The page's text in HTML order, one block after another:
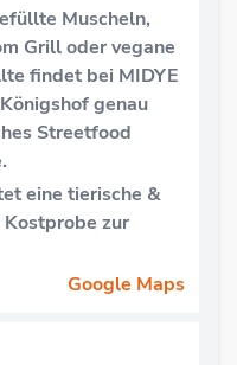
Muscheln,
Grill oder vegane
findet bei MIDYE
genau
Streetfood
eine tierische &
zur
Google Maps